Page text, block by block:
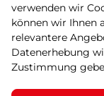
zum
Informationen zu
und
verwenden wir
können wir Ihnen
relevantere
Datenerhebung
Zustimmung